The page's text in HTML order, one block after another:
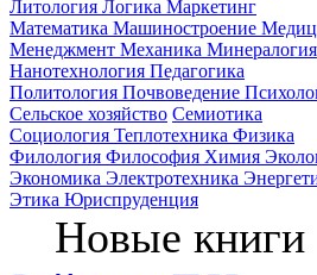
Литология Логика Маркетинг
Математика Машиностроение
Менеджмент Механика Минералогия
Нанотехнология Педагогика
Политология Почвоведение
Сельское хозяйство Семиотика
Социология Теплотехника Физика
Филология Философия Химия
Экономика Электротехника
Этика Юриспруденция
Новые книги